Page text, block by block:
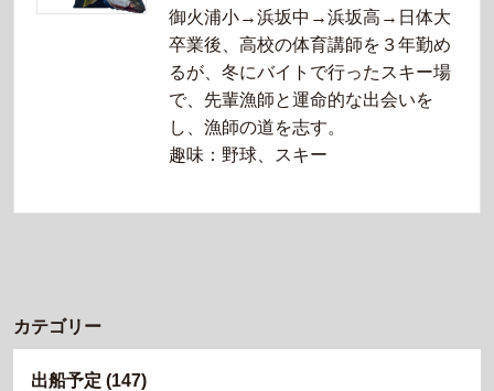
御火浦小→浜坂中→浜坂高→日体大
卒業後、高校の体育講師を３年勤め
るが、冬にバイトで行ったスキー場
で、先輩漁師と運命的な出会いを
し、漁師の道を志す。
趣味：野球、スキー
カテゴリー
出船予定 (147)